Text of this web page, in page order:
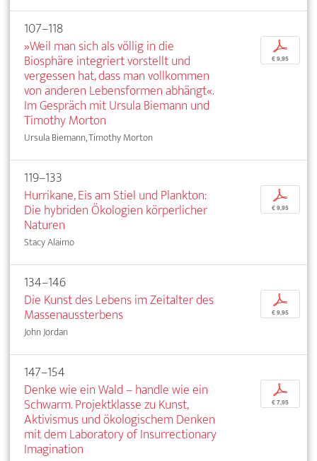
107–118
»Weil man sich als völlig in die
Biosphäre integriert vorstellt und
vergessen hat, dass man vollkommen
von anderen Lebensformen abhängt«.
Im Gespräch mit Ursula Biemann und
Timothy Morton
Ursula Biemann, Timothy Morton
p
€ 9,95
119–133
Hurrikane, Eis am Stiel und Plankton:
Die hybriden Ökologien körperlicher
Naturen
Stacy Alaimo
p
€ 9,95
134–146
Die Kunst des Lebens im Zeitalter des
Massenaussterbens
John Jordan
p
€ 9,95
147–154
Denke wie ein Wald – handle wie ein
Schwarm. Projektklasse zu Kunst,
Aktivismus und ökologischem Denken
mit dem Laboratory of Insurrectionary
Imagination
p
€ 7,95